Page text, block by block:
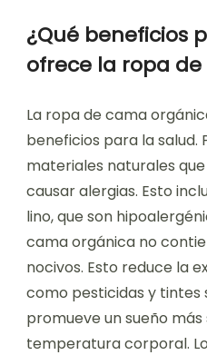
¿Qué beneficios
ofrece la ropa
La ropa de cama
beneficios para la salud.
materiales naturales
causar alergias. Esto
lino, que son
cama orgánica no
nocivos. Esto reduce la
como pesticidas y tintes
promueve un sueño
temperatura corporal.